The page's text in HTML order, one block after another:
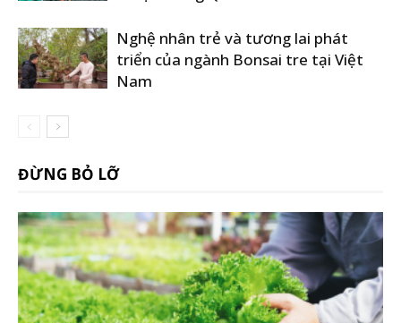
Nghệ nhân trẻ và tương lai phát
triển của ngành Bonsai tre tại Việt
Nam
ĐỪNG BỎ LỠ